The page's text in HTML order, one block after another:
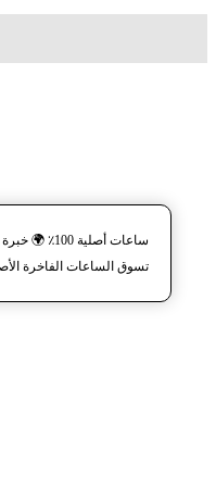
ساعات أصلية 100٪ 🌍 خبرة 20 سنة. توصيل مجاني داخل الإمارات.
تسوق الساعات الفاخرة